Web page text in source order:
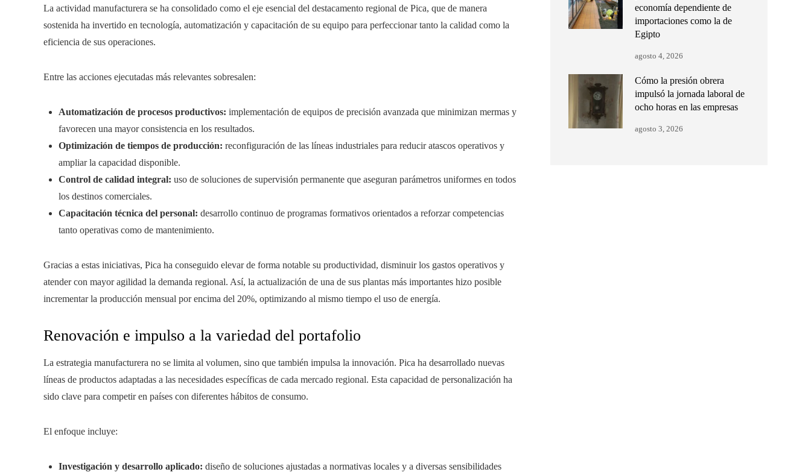
La actividad manufacturera se ha consolidado como el eje esencial del destacamento regional de Pica, que de manera
sostenida ha invertido en tecnología, automatización y capacitación de su equipo para perfeccionar tanto la calidad como la
eficiencia de sus operaciones.
Entre las acciones ejecutadas más relevantes sobresalen:
Automatización de procesos productivos: implementación de equipos de precisión avanzada que minimizan mermas y
favorecen una mayor consistencia en los resultados.
Optimización de tiempos de producción: reconfiguración de las líneas industriales para reducir atascos operativos y
ampliar la capacidad disponible.
Control de calidad integral: uso de soluciones de supervisión permanente que aseguran parámetros uniformes en todos
los destinos comerciales.
Capacitación técnica del personal: desarrollo continuo de programas formativos orientados a reforzar competencias
tanto operativas como de mantenimiento.
Gracias a estas iniciativas, Pica ha conseguido elevar de forma notable su productividad, disminuir los gastos operativos y
atender con mayor agilidad la demanda regional. Así, la actualización de una de sus plantas más importantes hizo posible
incrementar la producción mensual por encima del 20%, optimizando al mismo tiempo el uso de energía.
Renovación e impulso a la variedad del portafolio
La estrategia manufacturera no se limita al volumen, sino que también impulsa la innovación. Pica ha desarrollado nuevas
líneas de productos adaptadas a las necesidades específicas de cada mercado regional. Esta capacidad de personalización ha
sido clave para competir en países con diferentes hábitos de consumo.
El enfoque incluye:
Investigación y desarrollo aplicado: diseño de soluciones ajustadas a normativas locales y a diversas sensibilidades
economía dependiente de
importaciones como la de
Egipto
agosto 4, 2026
Cómo la presión obrera
impulsó la jornada laboral de
ocho horas en las empresas
agosto 3, 2026